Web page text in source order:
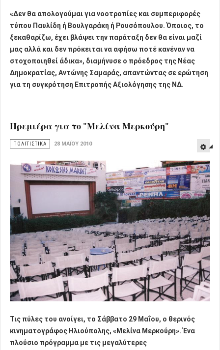
«Δεν θα απολογούμαι για νοοτροπίες και συμπεριφορές
τύπου Παυλίδη ή Βουλγαράκη ή Ρουσόπουλου.Όποιος, το
ξεκαθαρίζω, έχει βλάψει την παράταξη δεν θα είναι μαζί
μας αλλά και δεν πρόκειται να αφήσω ποτέ κανέναν να
στοχοποιηθεί άδικα», διαμήνυσε ο πρόεδρος της Νέας
Δημοκρατίας, Αντώνης Σαμαράς, απαντώντας σε ερώτηση
για τη συγκρότηση Επιτροπής Αξιολόγησης της ΝΔ.
Πρεμιέρα για το "Μελίνα Μερκούρη"
ΠΟΛΙΤΙΣΤΙΚΑ 28 ΜΑΪ́ΟΥ 2010
Τις πύλες του ανοίγει, το Σάββατο 29 Μαΐου, ο θερινός
κινηματογράφος Ηλιούπολης, «Μελίνα Μερκούρη». Ένα
πλούσιο πρόγραμμα με τις μεγαλύτερες